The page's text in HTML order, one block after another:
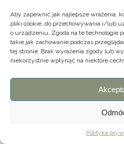
Aby zapewnić jak najlepsze wrażenia,
pliki cookie, do przechowywania i/lub
o urządzeniu. Zgoda na te technologie
takie jak zachowanie podczas
tej stronie. Brak wyrażenia zgody lub
niekorzystnie wpłynąć na niektóre
Polityka